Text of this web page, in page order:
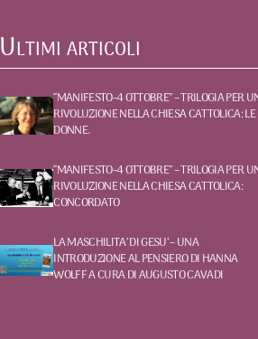
Ultimi articoli
“MANIFESTO-4 OTTOBRE” – TRILOGIA PER
RIVOLUZIONE NELLA CHIESA CATTOLICA: LE
DONNE.
“MANIFESTO-4 OTTOBRE” – TRILOGIA PER
RIVOLUZIONE NELLA CHIESA CATTOLICA:
CONCORDATO
LA MASCHILITA’ DI GESU’ – UNA
INTRODUZIONE AL PENSIERO DI HANNA
WOLFF A CURA DI AUGUSTO CAVADI